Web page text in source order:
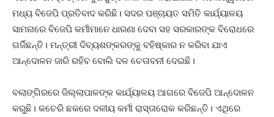
ମଧ୍ୟ ବିଜେପି ପ୍ରତିବାଦ କରିଛି। ସଦର ପଞ୍ଚାୟତ ସମିତି କାର୍ଯ୍ୟାଳୟ
ସାମନାରେ ବିଜେପି କର୍ମୀମାନେ ଧାରଣା ଦେବା ସହ ସରକାରଙ୍କ ବିରୋଧରେ
ଗର୍ଜିଛନ୍ତି। ମନ୍ତ୍ରୀ ଦିବ୍ୟଶଙ୍କରଙ୍କୁ ବହିଷ୍କାର ନ କରିବା ଯାଏ
ଆନ୍ଦୋଳନ ଜାରି ରହିବ ବୋଲି ଦଳ ଚେତାବନୀ ଦେଇଛି।
ବଲାଙ୍ଗିରରେ ଜିଲ୍ଲାପାଳଙ୍କ କାର୍ଯ୍ୟାଳୟ ଆଗରେ ବିଜେପି ଆନ୍ଦୋଳନ
କରୁଛି। କଚେରି ଛକରେ ଦଳୀୟ କର୍ମୀ ରାସ୍ତାରୋକ କରିଛନ୍ତି। ଏଥିରେ